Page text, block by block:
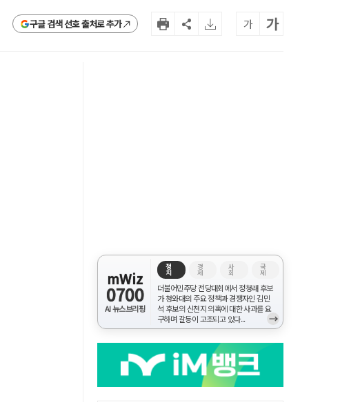
구글 검색 선호 출처로 추가 가 가
mWiz
0700
AI 뉴스브리핑
정
치
경
제
사
회
국
제
더불어민주당 전당대회에서 정청래 후보
가 청와대의 주요 정책과 경쟁자인 김민
석 후보의 신천지 의혹에 대한 사과를 요
구하며 갈등이 고조되고 있다...
→